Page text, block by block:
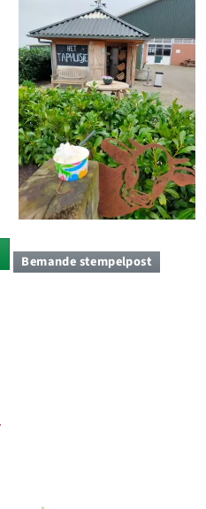
Bemande stempelpost